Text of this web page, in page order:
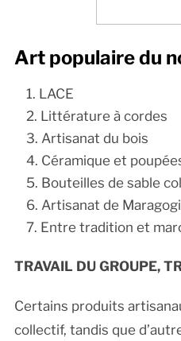
Art populaire du
LACE
Littérature à cordes
Artisanat du bois
Céramique et
Bouteilles de sable
Artisanat de
Entre tradition et
TRAVAIL DU GROUPE,
Certains produits
collectif, tandis que